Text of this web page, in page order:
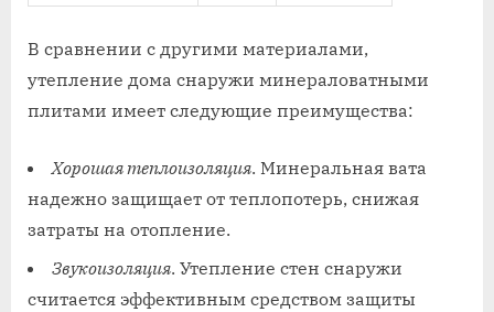
В сравнении с другими материалами,
утепление дома снаружи минераловатными
плитами имеет следующие преимущества:
Хорошая теплоизоляция. Минеральная вата
надежно защищает от теплопотерь, снижая
затраты на отопление.
Звукоизоляция. Утепление стен снаружи
считается эффективным средством защиты